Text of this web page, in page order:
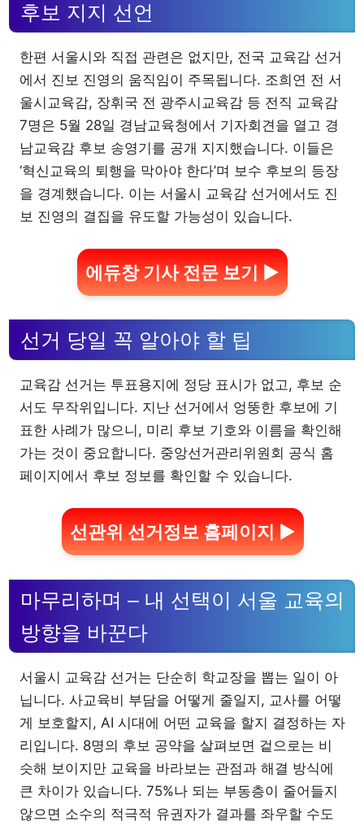
후보 지지 선언
한편 서울시와 직접 관련은 없지만, 전국 교육감 선거
에서 진보 진영의 움직임이 주목됩니다. 조희연 전 서
울시교육감, 장휘국 전 광주시교육감 등 전직 교육감
7명은 5월 28일 경남교육청에서 기자회견을 열고 경
남교육감 후보 송영기를 공개 지지했습니다. 이들은
‘혁신교육의 퇴행을 막아야 한다’며 보수 후보의 등장
을 경계했습니다. 이는 서울시 교육감 선거에서도 진
보 진영의 결집을 유도할 가능성이 있습니다.
에듀창 기사 전문 보기 ▶
선거 당일 꼭 알아야 할 팁
교육감 선거는 투표용지에 정당 표시가 없고, 후보 순
서도 무작위입니다. 지난 선거에서 엉뚱한 후보에 기
표한 사례가 많으니, 미리 후보 기호와 이름을 확인해
가는 것이 중요합니다. 중앙선거관리위원회 공식 홈
페이지에서 후보 정보를 확인할 수 있습니다.
선관위 선거정보 홈페이지 ▶
마무리하며 – 내 선택이 서울 교육의
방향을 바꾼다
서울시 교육감 선거는 단순히 학교장을 뽑는 일이 아
닙니다. 사교육비 부담을 어떻게 줄일지, 교사를 어떻
게 보호할지, AI 시대에 어떤 교육을 할지 결정하는 자
리입니다. 8명의 후보 공약을 살펴보면 겉으로는 비
슷해 보이지만 교육을 바라보는 관점과 해결 방식에
큰 차이가 있습니다. 75%나 되는 부동층이 줄어들지
않으면 소수의 적극적 유권자가 결과를 좌우할 수도